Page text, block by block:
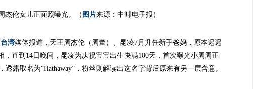
杰伦女儿正面照曝光。（ 图片来源：中时电子报）
台湾媒体报道，天王周杰伦（周董）、昆凌7月升任新手爸妈，原本迟迟
，直到14日晚间，昆凌为庆祝宝宝出生快满100天，首次曝光小周周正
透露取名为“Hathaway”，粉丝则解读出这名字背后原来有另一层含意。